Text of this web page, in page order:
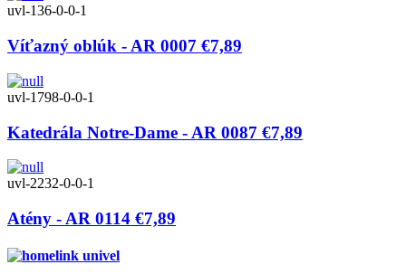
uvl-136-0-0-1
Víťazný oblúk - AR 0007 €7,89
uvl-1798-0-0-1
Katedrála Notre-Dame - AR 0087 €7,89
uvl-2232-0-0-1
Atény - AR 0114 €7,89